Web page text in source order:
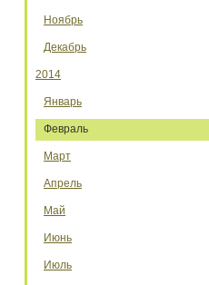
Ноябрь
Декабрь
2014
Январь
Февраль
Март
Апрель
Май
Июнь
Июль